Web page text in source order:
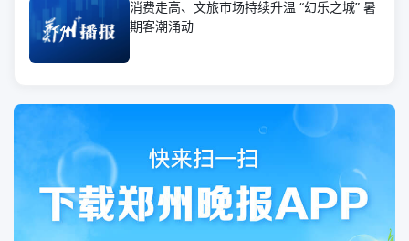
消费走高、文旅市场持续升温 “幻乐之城” 暑
期客潮涌动